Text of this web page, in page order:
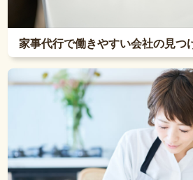
家事代行で働きやすい会社の見つ